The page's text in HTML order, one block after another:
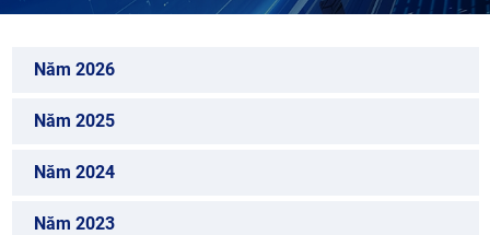
Năm 2026
Năm 2025
Năm 2024
Năm 2023